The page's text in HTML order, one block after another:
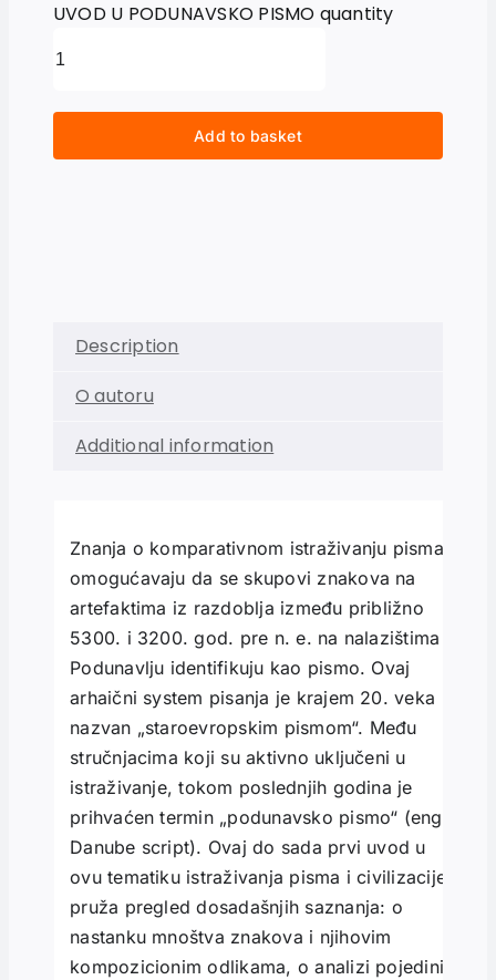
UVOD U PODUNAVSKO PISMO quantity
Add to basket
Description
O autoru
Additional information
Znanja o komparativnom istraživanju pisma
omogućavaju da se skupovi znakova na
artefaktima iz razdoblja između približno
5300. i 3200. god. pre n. e. na nalazištima u
Podunavlju identifikuju kao pismo. Ovaj
arhaični system pisanja je krajem 20. veka
nazvan „staroevropskim pismom“. Među
stručnjacima koji su aktivno uključeni u
istraživanje, tokom poslednjih godina je
prihvaćen termin „podunavsko pismo“ (eng.
Danube script). Ovaj do sada prvi uvod u
ovu tematiku istraživanja pisma i civilizacije
pruža pregled dosadašnjih saznanja: o
nastanku mnoštva znakova i njihovim
kompozicionim odlikama, o analizi pojedinih